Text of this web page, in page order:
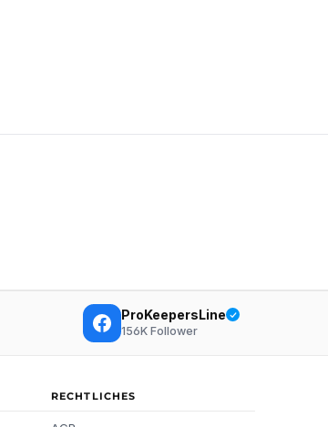
ProKeepersLine
156K Follower
RECHTLICHES